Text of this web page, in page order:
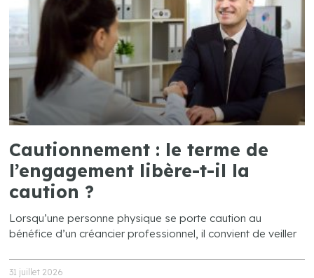
Cautionnement : le terme de
l’engagement libère-t-il la
caution ?
Lorsqu’une personne physique se porte caution au
bénéfice d’un créancier professionnel, il convient de veiller
31 juillet 2026